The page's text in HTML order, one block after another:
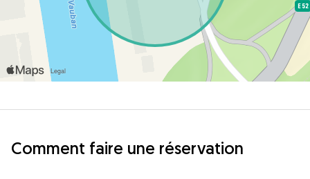
Comment faire une réservation